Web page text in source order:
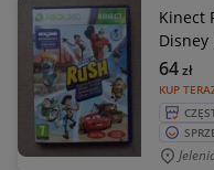
Kinect
Disney
KUP
64zł